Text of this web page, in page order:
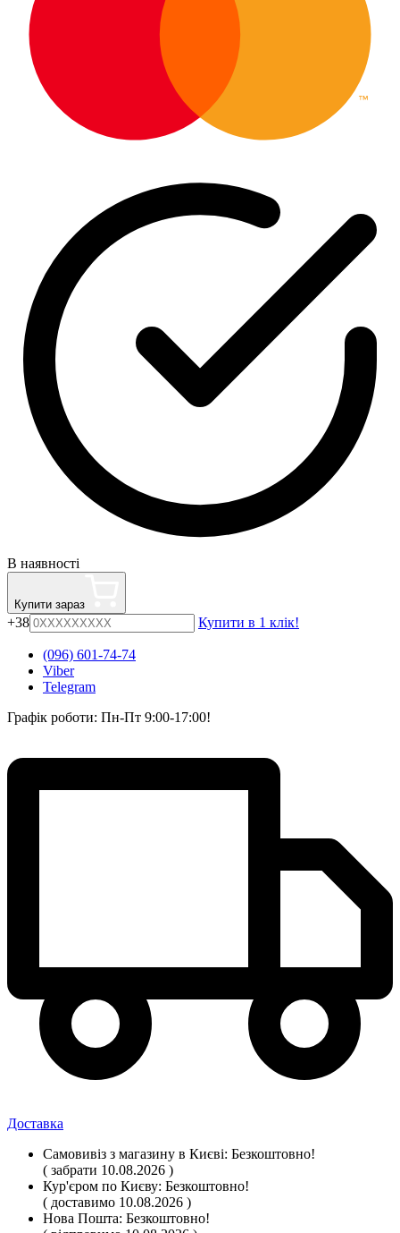
В наявності
Купити зараз
+38 Купити в 1 клік!
(096) 601-74-74
Viber
Telegram
Графік роботи: Пн-Пт 9:00-17:00!
Доставка
Самовивіз з магазину в Києві: Безкоштовно!
( забрати 10.08.2026 )
Кур'єром по Києву: Безкоштовно!
( доставимо 10.08.2026 )
Нова Пошта: Безкоштовно!